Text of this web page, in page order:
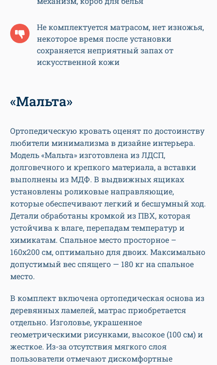
Не комплектуется матрасом, нет изножья,
некоторое время после установки
сохраняется неприятный запах от
искусственной кожи
«Мальта»
Ортопедическую кровать оценят по достоинству
любители минимализма в дизайне интерьера.
Модель «Мальта» изготовлена из ЛДСП,
долговечного и крепкого материала, а вставки
выполнены из МДФ. В выдвижных ящиках
установлены роликовые направляющие,
которые обеспечивают легкий и бесшумный ход.
Детали обработаны кромкой из ПВХ, которая
устойчива к влаге, перепадам температур и
химикатам. Спальное место просторное –
160х200 см, оптимально для двоих. Максимально
допустимый вес спящего — 180 кг на спальное
место.
В комплект включена ортопедическая основа из
деревянных ламелей, матрас приобретается
отдельно. Изголовье, украшенное
геометрическими рисунками, высокое (100 см) и
жесткое. Из-за отсутствия мягкого слоя
пользователи отмечают дискомфортные